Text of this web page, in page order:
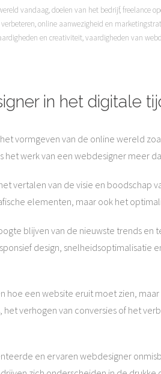
vandaag,doelen van het bedrijf,freelance
,online aanwezigheid en
en creativiteit,vaardigheden van
in het digitale
vormgeven van de online wereld
werk van een webdesigner meer
vertalen van de visie en
elementen, maar ook het
blijven van de nieuwste trends
design,
hoe een website eruit moet zien,
het verhogen van conversies of het
en ervaren webdesigner